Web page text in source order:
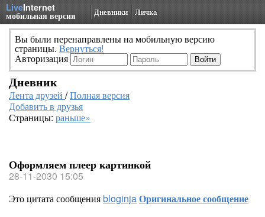
LiveInternet
мобильная версия Дневники Личка
Вы были перенаправлены на мобильную версию
страницы. Вернуться!
Авторизация
Дневник
Лента друзей /Полная версия
Добавить в друзья
Страницы: раньше»
Оформляем плеер картинкой
28-11-2030 15:05
Это цитата сообщенияbloginjaОригинальное сообщение